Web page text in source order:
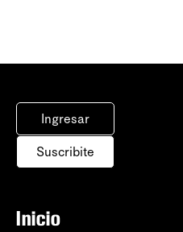
Ingresar
Suscribite
Inicio